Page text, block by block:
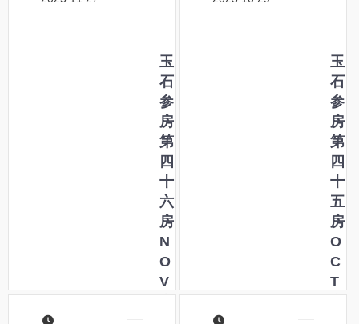
悟
の
色
・
紅
―
F
r
o
m
s
c
r
a
t
c
h
!
玉
石
参
房
第
四
十
六
房
N
O
V
玉
石
参
房
第
四
十
五
房
O
C
T